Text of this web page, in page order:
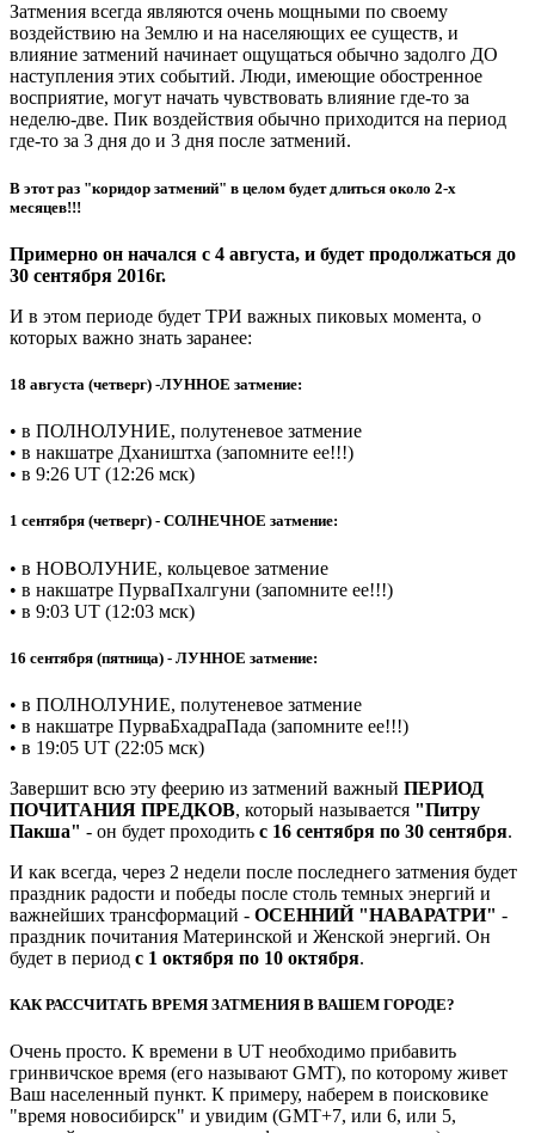
Затмения всегда являются очень мощными по своему
воздействию на Землю и на населяющих ее существ, и
влияние затмений начинает ощущаться обычно задолго ДО
наступления этих событий. Люди, имеющие обостренное
восприятие, могут начать чувствовать влияние где-то за
неделю-две. Пик воздействия обычно приходится на период
где-то за 3 дня до и 3 дня после затмений.
В этот раз "коридор затмений" в целом будет длиться около 2-х
месяцев!!!
Примерно он начался с 4 августа, и будет продолжаться до
30 сентября 2016г.
И в этом периоде будет ТРИ важных пиковых момента, о
которых важно знать заранее:
18 августа (четверг) -ЛУННОЕ затмение:
• в ПОЛНОЛУНИЕ, полутеневое затмение
• в накшатре Дхаништха (запомните ее!!!)
• в 9:26 UT (12:26 мск)
1 сентября (четверг) - СОЛНЕЧНОЕ затмение:
• в НОВОЛУНИЕ, кольцевое затмение
• в накшатре ПурваПхалгуни (запомните ее!!!)
• в 9:03 UT (12:03 мск)
16 сентября (пятница) - ЛУННОЕ затмение:
• в ПОЛНОЛУНИЕ, полутеневое затмение
• в накшатре ПурваБхадраПада (запомните ее!!!)
• в 19:05 UT (22:05 мск)
Завершит всю эту феерию из затмений важный ПЕРИОД
ПОЧИТАНИЯ ПРЕДКОВ, который называется "Питру
Пакша" - он будет проходить с 16 сентября по 30 сентября.
И как всегда, через 2 недели после последнего затмения будет
праздник радости и победы после столь темных энергий и
важнейших трансформаций - ОСЕННИЙ "НАВАРАТРИ" -
праздник почитания Материнской и Женской энергий. Он
будет в период с 1 октября по 10 октября.
КАК РАССЧИТАТЬ ВРЕМЯ ЗАТМЕНИЯ В ВАШЕМ ГОРОДЕ?
Очень просто. К времени в UT необходимо прибавить
гринвичское время (его называют GMT), по которому живет
Ваш населенный пункт. К примеру, наберем в поисковике
"время новосибирск" и увидим (GMT+7, или 6, или 5,